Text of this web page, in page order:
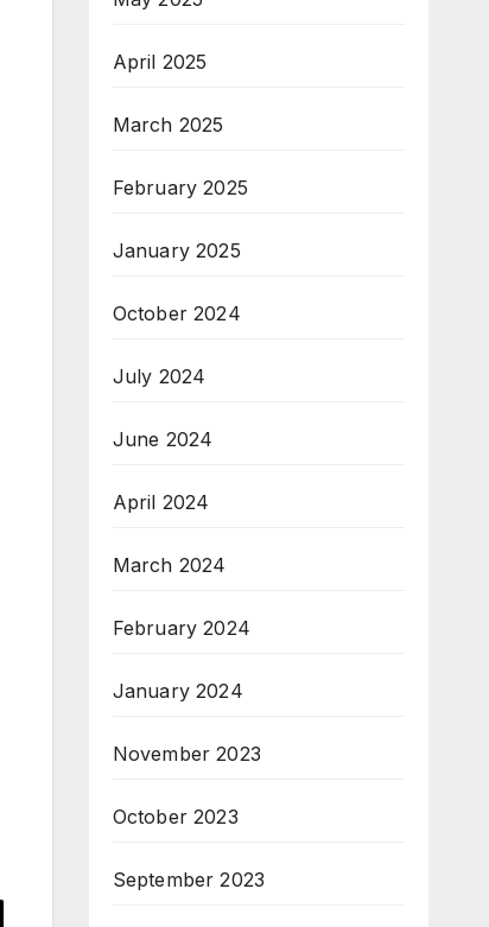
April 2025
March 2025
February 2025
January 2025
October 2024
July 2024
June 2024
April 2024
March 2024
February 2024
January 2024
November 2023
October 2023
September 2023